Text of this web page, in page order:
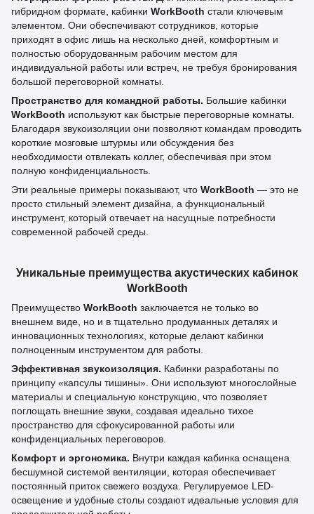
гибридном формате, кабинки WorkBooth стали ключевым
элементом. Они обеспечивают сотрудников, которые
приходят в офис лишь на несколько дней, комфортным и
полностью оборудованным рабочим местом для
индивидуальной работы или встреч, не требуя бронирования
большой переговорной комнаты.
Пространство для командной работы. Большие кабинки
WorkBooth используют как быстрые переговорные комнаты.
Благодаря звукоизоляции они позволяют командам проводить
короткие мозговые штурмы или обсуждения без
необходимости отвлекать коллег, обеспечивая при этом
полную конфиденциальность.
Эти реальные примеры показывают, что WorkBooth — это не
просто стильный элемент дизайна, а функциональный
инструмент, который отвечает на насущные потребности
современной рабочей среды.
Уникальные преимущества акустических кабинок
WorkBooth
Преимущество WorkBooth заключается не только во
внешнем виде, но и в тщательно продуманных деталях и
инновационных технологиях, которые делают кабинки
полноценным инструментом для работы.
Эффективная звукоизоляция. Кабинки разработаны по
принципу «капсулы тишины». Они используют многослойные
материалы и специальную конструкцию, что позволяет
поглощать внешние звуки, создавая идеально тихое
пространство для сфокусированной работы или
конфиденциальных переговоров.
Комфорт и эргономика. Внутри каждая кабинка оснащена
бесшумной системой вентиляции, которая обеспечивает
постоянный приток свежего воздуха. Регулируемое LED-
освещение и удобные столы создают идеальные условия для